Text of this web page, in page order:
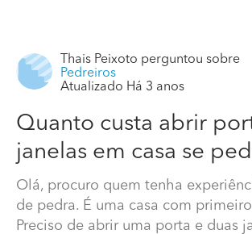
Thais Peixoto perguntou sobre
Pedreiros
Atualizado Há 3 anos
Quanto custa abrir
janelas em casa se
Olá, procuro quem tenha
de pedra. É uma casa com
Preciso de abrir uma porta e duas